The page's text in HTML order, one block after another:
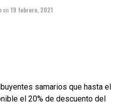
on 19 febrero, 2021
samarios que hasta el
el 20% de descuento del